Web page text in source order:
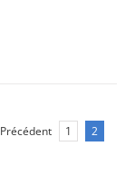
Précédent 1 2